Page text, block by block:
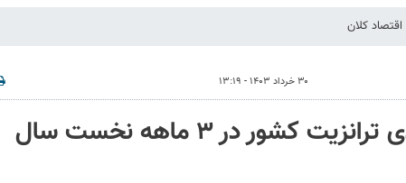
اقتصاد کلان
۳۰ خرداد ۱۴۰۳ - ۱۳:۱۹
رشد ۵۵ درصدی ترانزیت کشور در ۳ ماهه نخست سال